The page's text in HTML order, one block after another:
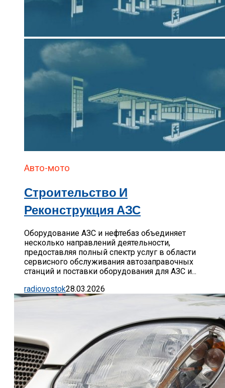
Авто-мото
Строительство И
Реконструкция АЗС
Оборудование АЗС и нефтебаз объединяет
несколько направлений деятельности,
предоставляя полный спектр услуг в области
сервисного обслуживания автозаправочных
станций и поставки оборудования для АЗС и...
radiovostok28.03.2026